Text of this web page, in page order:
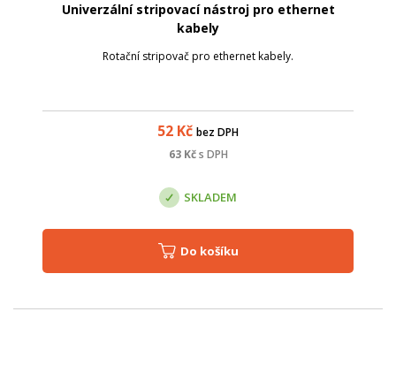
Univerzální stripovací nástroj pro ethernet
kabely
Rotační stripovač pro ethernet kabely.
52 Kč bez DPH
63Kč s DPH
SKLADEM
Do košíku